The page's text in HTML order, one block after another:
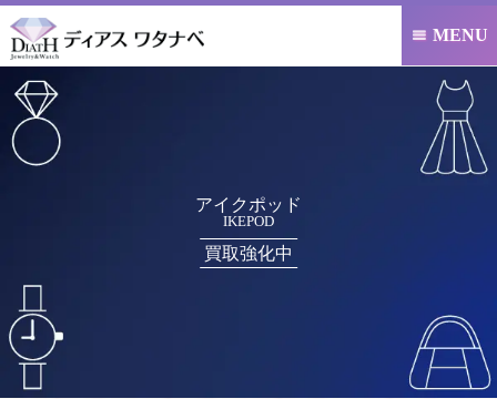
 MENU
アイクポッド
IKEPOD
買取強化中